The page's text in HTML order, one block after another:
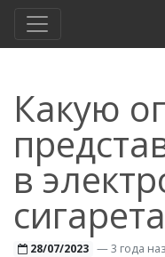
Какую
в
28/07/2023 —3 года